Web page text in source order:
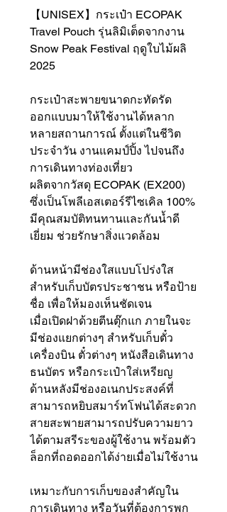
【UNISEX】กระเป๋า ECOPAK
Travel Pouch รุ่นลิมิเต็ดจากงาน
Snow Peak Festival ฤดูใบไม้ผลิ
2025
กระเป๋าสะพายขนาดกะทัดรัด
ออกแบบมาให้ใช้งานได้หลาก
หลายสถานการณ์ ตั้งแต่ในชีวิต
ประจำวัน งานแคมป์ปิ้ง ไปจนถึง
การเดินทางท่องเที่ยว
ผลิตจากวัสดุ ECOPAK (EX200)
ซึ่งเป็นโพลีเอสเตอร์รีไซเคิล 100%
มีคุณสมบัติทนทานและกันน้ำดี
เยี่ยม ช่วยรักษาสิ่งแวดล้อม
ด้านหน้ามีช่องใสแบบโปร่งใส
สำหรับเก็บบัตรประชาชน หรือป้าย
ชื่อ เพื่อให้มองเห็นชัดเจน
เมื่อเปิดฝาด้วยตีนตุ๊กแก ภายในจะ
มีช่องแยกต่างๆ สำหรับเก็บตั๋ว
เครื่องบิน ตั๋วต่างๆ หนังสือเดินทาง
ธนบัตร หรือกระเป๋าใส่เหรียญ
ด้านหลังมีช่องอเนกประสงค์ที่
สามารถหยิบสมาร์ทโฟนได้สะดวก
สายสะพายสามารถปรับความยาว
ได้ตามสรีระของผู้ใช้งาน พร้อมตัว
ล็อกที่ถอดออกได้ง่ายเมื่อไม่ใช้งาน
เหมาะกับการเก็บของสำคัญใน
การเดินทาง หรือวันที่ต้องการพก